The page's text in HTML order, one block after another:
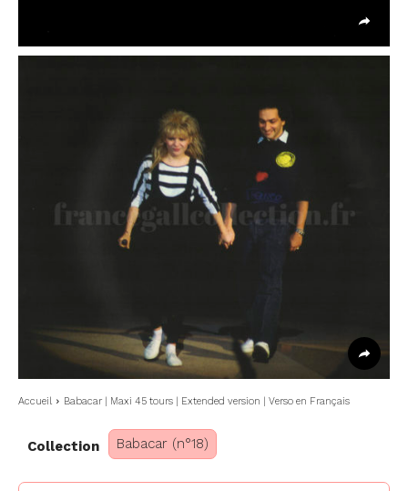
Accueil Babacar | Maxi 45 tours | Extended version | Verso en Français
Collection Babacar (n°18)